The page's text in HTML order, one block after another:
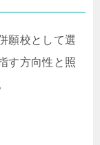
願校として選
す方向性と照